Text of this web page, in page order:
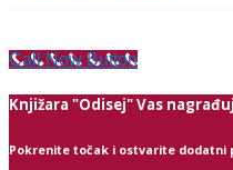
Call Now Button
Knjižara "Odisej" Vas
Pokrenite točak i ostvarite dodatni